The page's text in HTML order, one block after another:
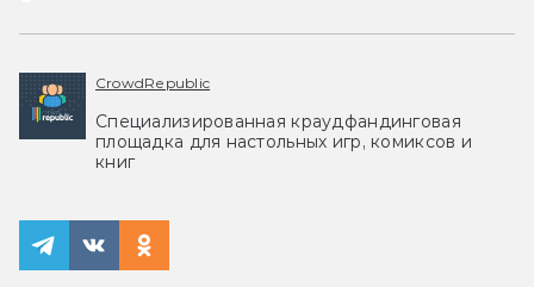
CrowdRepublic
Специализированная краудфандинговая
площадка для настольных игр, комиксов и
книг